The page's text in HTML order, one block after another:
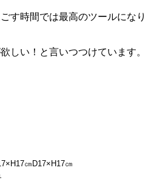
す時間では最高のツールになり
しい！と言いつつけています。
㎝D17×H17㎝